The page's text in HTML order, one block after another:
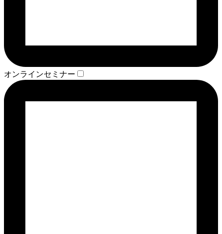
オンラインセミナー